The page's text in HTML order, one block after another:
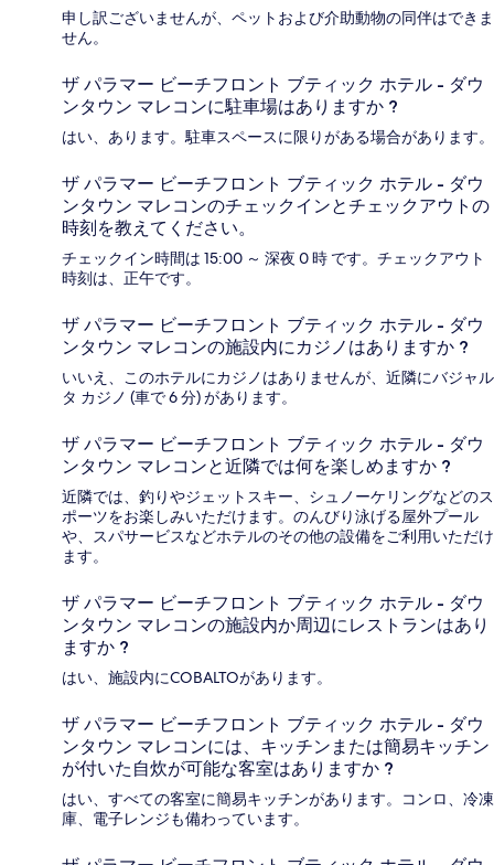
申し訳ございませんが、ペットおよび介助動物の同伴はできま
せん。
ザ パラマー ビーチフロント ブティック ホテル - ダウ
ンタウン マレコンに駐車場はありますか ?
はい、あります。駐車スペースに限りがある場合があります。
ザ パラマー ビーチフロント ブティック ホテル - ダウ
ンタウン マレコンのチェックインとチェックアウトの
時刻を教えてください。
チェックイン時間は 15:00 ～ 深夜 0 時 です。チェックアウト
時刻は、正午です。
ザ パラマー ビーチフロント ブティック ホテル - ダウ
ンタウン マレコンの施設内にカジノはありますか ?
いいえ、このホテルにカジノはありませんが、近隣にバジャル
タ カジノ (車で 6 分) があります。
ザ パラマー ビーチフロント ブティック ホテル - ダウ
ンタウン マレコンと近隣では何を楽しめますか ?
近隣では、釣りやジェットスキー、シュノーケリングなどのス
ポーツをお楽しみいただけます。のんびり泳げる屋外プール
や、スパサービスなどホテルのその他の設備をご利用いただけ
ます。
ザ パラマー ビーチフロント ブティック ホテル - ダウ
ンタウン マレコンの施設内か周辺にレストランはあり
ますか ?
はい、施設内にCOBALTOがあります。
ザ パラマー ビーチフロント ブティック ホテル - ダウ
ンタウン マレコンには、キッチンまたは簡易キッチン
が付いた自炊が可能な客室はありますか ?
はい、すべての客室に簡易キッチンがあります。コンロ、冷凍
庫、電子レンジも備わっています。